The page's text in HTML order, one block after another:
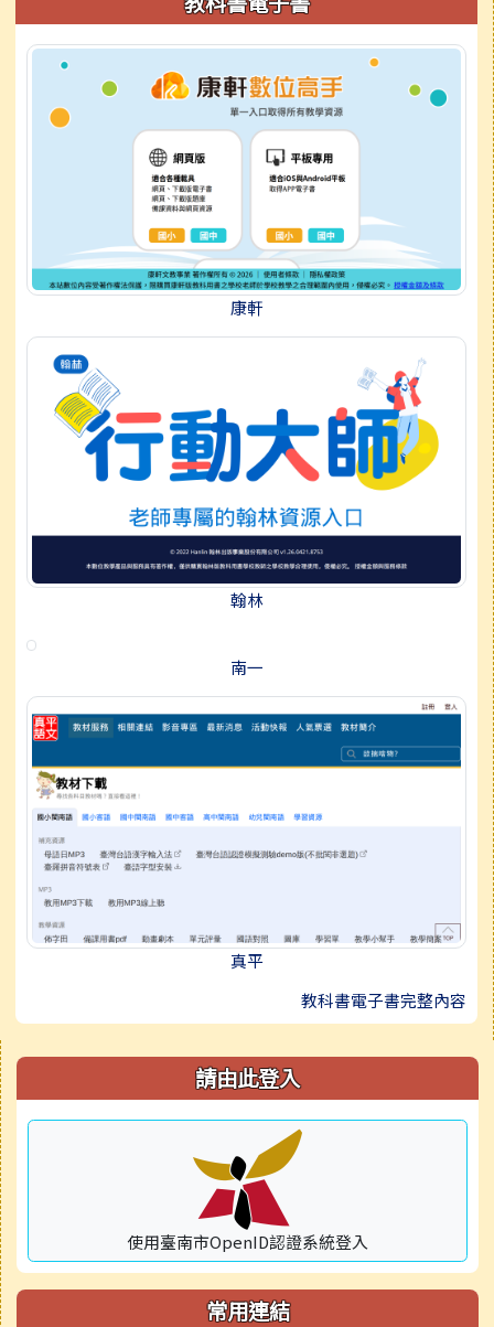
康軒
翰林
南一
真平
教科書電子書完整內容
右邊區域內容 請由此登入
使用臺南市OpenID認證系統登入
常用連結